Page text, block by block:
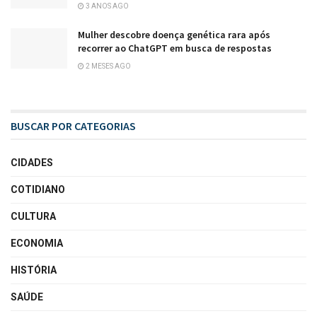
3 ANOS AGO
Mulher descobre doença genética rara após
recorrer ao ChatGPT em busca de respostas
2 MESES AGO
BUSCAR POR CATEGORIAS
CIDADES
COTIDIANO
CULTURA
ECONOMIA
HISTÓRIA
SAÚDE